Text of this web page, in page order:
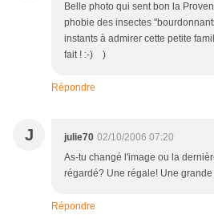
Belle photo qui sent bon la
phobie des insectes
instants à admirer cette petite
fait ! :-) )
Répondre
J julie70 02/10/2006 07:20
As-tu changé l'image ou la
régardé? Une régale! Une
Répondre